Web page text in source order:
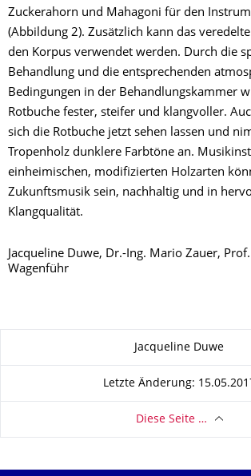
Zuckerahorn und Mahagoni für den
(Abbildung 2). Zusätzlich kann das
den Korpus verwendet werden. Durch die
Behandlung und die entsprechenden
Bedingungen in der Behandlungskammer
Rotbuche fester, steifer und klangvoller.
sich die Rotbuche jetzt sehen lassen und
Tropenholz dunklere Farbtöne an.
einheimischen, modifizierten Holzarten
Zukunftsmusik sein, nachhaltig und in
Klangqualität.
Jacqueline Duwe, Dr.-Ing. Mario Zauer,
Wagenführ
Jacqueline Duwe
Letzte Änderung:
Diese Seite …